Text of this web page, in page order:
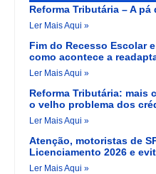
Reforma Tributária – A
Ler Mais Aqui »
Fim do Recesso Escolar
como acontece a
Ler Mais Aqui »
Reforma Tributária: mais
o velho problema dos
Ler Mais Aqui »
Atenção, motoristas de
Licenciamento 2026 e
Ler Mais Aqui »